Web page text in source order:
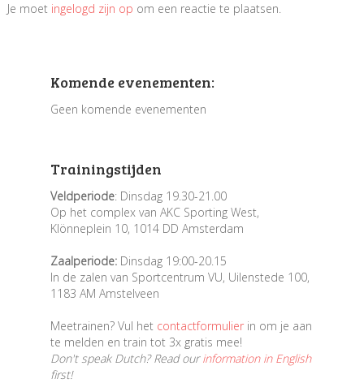
Je moet ingelogd zijn op om een reactie te plaatsen.
Komende evenementen:
Geen komende evenementen
Trainingstijden
Veldperiode: Dinsdag 19.30-21.00
Op het complex van AKC Sporting West,
Klönneplein 10, 1014 DD Amsterdam
Zaalperiode:Dinsdag 19:00-20.15
In de zalen van Sportcentrum VU, Uilenstede 100,
1183 AM Amstelveen
Meetrainen? Vul het contactformulierin om je aan
te melden en train tot 3x gratis mee!
Don't speak Dutch? Read ourinformation in English
first!